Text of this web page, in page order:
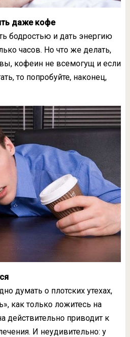
даже кофе
бодростью и дать энергию
часов. Но что же делать,
кофеин не всемогущ и если
то попробуйте, наконец,
думать о плотских утехах,
как только ложитесь на
действительно приводит к
И неудивительно: у